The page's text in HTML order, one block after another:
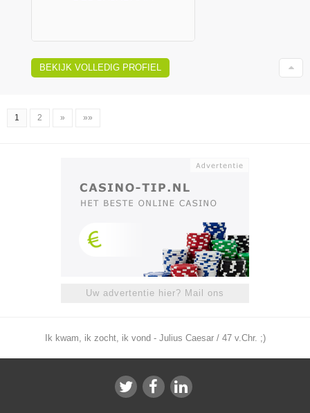
BEKIJK VOLLEDIG PROFIEL
1 2 » »»
Uw advertentie hier? Mail ons
Ik kwam, ik zocht, ik vond - Julius Caesar / 47 v.Chr. ;)